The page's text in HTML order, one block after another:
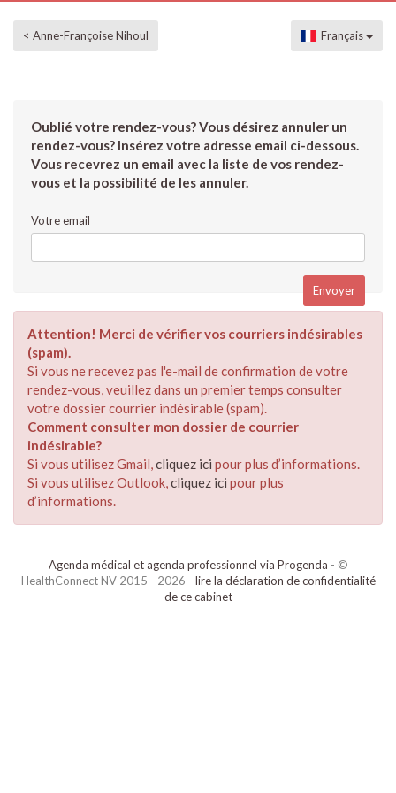
< Anne-Françoise Nihoul Français
Oublié votre rendez-vous? Vous désirez annuler un
rendez-vous? Insérez votre adresse email ci-dessous.
Vous recevrez un email avec la liste de vos rendez-
vous et la possibilité de les annuler.
Votre email
Attention! Merci de vérifier vos courriers indésirables
(spam).
Si vous ne recevez pas l'e-mail de confirmation de votre
rendez-vous, veuillez dans un premier temps consulter
votre dossier courrier indésirable (spam).
Comment consulter mon dossier de courrier
indésirable?
Si vous utilisez Gmail,cliquez ici pour plus d’informations.
Si vous utilisez Outlook,cliquez ici pour plus
d’informations.
Agenda médical et agenda professionnel via Progenda - ©
HealthConnect NV 2015 - 2026 - lire la déclaration de confidentialité
de ce cabinet